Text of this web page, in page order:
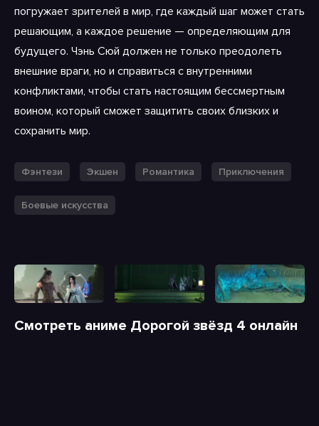
погружает зрителей в мир, где каждый шаг может стать
решающим, а каждое решение — определяющим для
будущего. Чэнь Сюй должен не только преодолеть
внешние враги, но и справиться с внутренними
конфликтами, чтобы стать настоящим бессмертным
воином, который сможет защитить своих близких и
сохранить мир.
Фэнтези Экшен Романтика Приключения
Боевые искусства
Смотреть аниме Дорогой звёзд 4 онлайн